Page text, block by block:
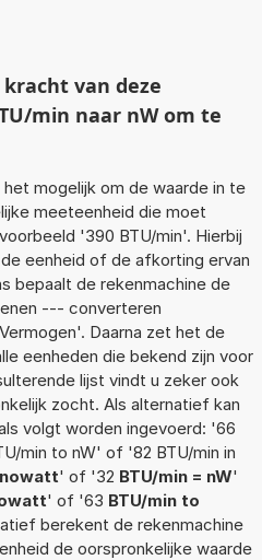
van deze
min naar nW om te
mogelijk om de waarde in te
meeteenheid die moet
'390 BTU/min'. Hierbij
eenheid of de afkorting ervan
bepaalt de rekenmachine de
--- converteren
Daarna zet het de
eenheden die bekend zijn voor
lijst vindt u zeker ook
zocht. Als alternatief kan
volgt worden ingevoerd: '66
min to nW' of '82 BTU/min in
' of '32 BTU/min = nW'
' of '63 BTU/min to
berekent de rekenmachine
de oorspronkelijke waarde